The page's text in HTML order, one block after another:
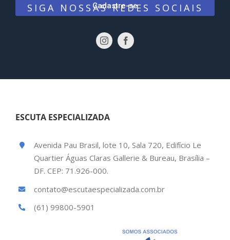
Cadastre-se
SIGA NOSSAS REDES SOCIAIS
ESCUTA ESPECIALIZADA
Avenida Pau Brasil, lote 10, Sala 720, Edifício Le
Quartier Águas Claras Gallerie & Bureau, Brasília –
DF. CEP: 71.926-000.
contato@escutaespecializada.com.br
(61) 99800-5901